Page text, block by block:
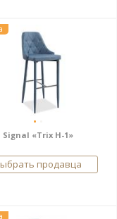
Signal «Trix H-1»
продавца